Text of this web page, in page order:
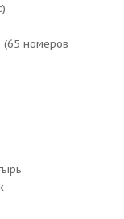
(65 номеров